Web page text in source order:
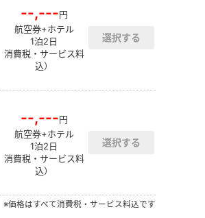
--,---円
航空券+ホテル
1泊2日
消費税・サービス料
込）
--,---円
航空券+ホテル
1泊2日
消費税・サービス料
込）
※価格はすべて消費税・サービス料込です